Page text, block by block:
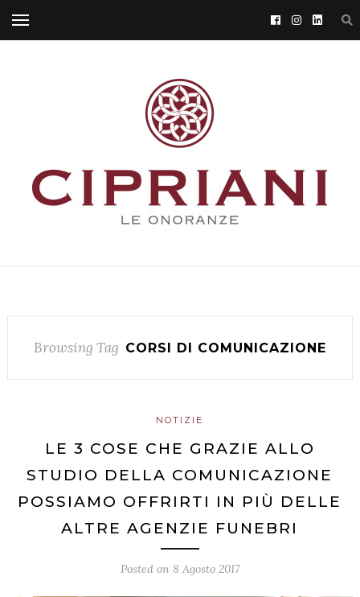
Browsing Tag CORSI DI COMUNICAZIONE
NOTIZIE
LE 3 COSE CHE GRAZIE ALLO
STUDIO DELLA COMUNICAZIONE
POSSIAMO OFFRIRTI IN PIÙ DELLE
ALTRE AGENZIE FUNEBRI
Posted on 8 Agosto 2017